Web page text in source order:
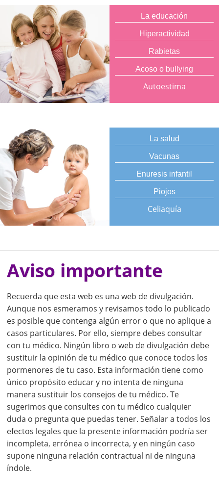
La educación
Hiperactividad
Rabietas
Acoso o bullying
Autoestima
La salud
Vacunas
Enuresis infantil
Piojos
Celiaquía
Aviso importante
Recuerda que esta web es una web de divulgación.
Aunque nos esmeramos y revisamos todo lo publicado
es posible que contenga algún error o que no aplique a
casos particulares. Por ello, siempre debes consultar
con tu médico. Ningún libro o web de divulgación debe
sustituir la opinión de tu médico que conoce todos los
pormenores de tu caso. Esta información tiene como
único propósito educar y no intenta de ninguna
manera sustituir los consejos de tu médico. Te
sugerimos que consultes con tu médico cualquier
duda o pregunta que puedas tener. Señalar a todos los
efectos legales que la presente información podría ser
incompleta, errónea o incorrecta, y en ningún caso
supone ninguna relación contractual ni de ninguna
índole.